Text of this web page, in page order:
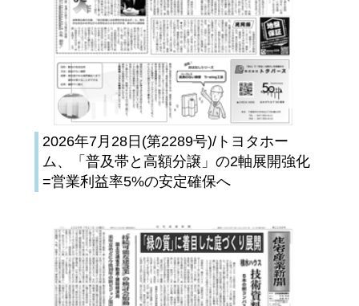
2026年7月28日(第2289号)/トヨタホー
ム、「普及帯と高額分譲」の2軸展開強化
=営業利益率5%の安定確保へ